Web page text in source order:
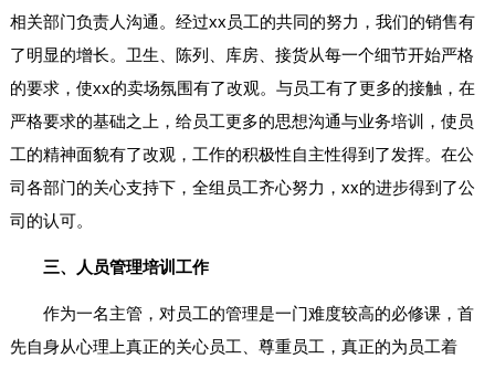
相关部门负责人沟通。经过xx员工的共同的努力，我们的销售有
了明显的增长。卫生、陈列、库房、接货从每一个细节开始严格
的要求，使xx的卖场氛围有了改观。与员工有了更多的接触，在
严格要求的基础之上，给员工更多的思想沟通与业务培训，使员
工的精神面貌有了改观，工作的积极性自主性得到了发挥。在公
司各部门的关心支持下，全组员工齐心努力，xx的进步得到了公
司的认可。
三、人员管理培训工作
作为一名主管，对员工的管理是一门难度较高的必修课，首
先自身从心理上真正的关心员工、尊重员工，真正的为员工着